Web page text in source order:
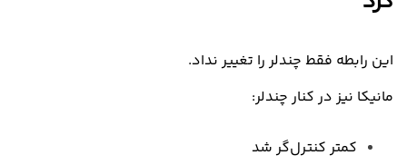
این رابطه فقط چندلر را تغییر نداد.
مانیکا نیز در کنار چندلر:
کمتر کنترل‌گر شد